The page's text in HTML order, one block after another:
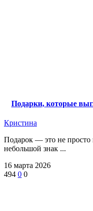
Подарки, которые
Кристина
Подарок — это не
небольшой знак ...
16 марта 2026
494 0 0